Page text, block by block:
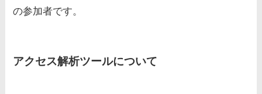
の参加者です。
アクセス解析ツールについて